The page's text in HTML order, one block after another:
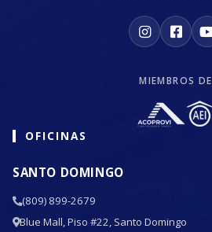
MIEMBROS DE
OFICINAS
SANTO DOMINGO
(809) 899-2679
Blue Mall, Piso #22, Santo Domingo